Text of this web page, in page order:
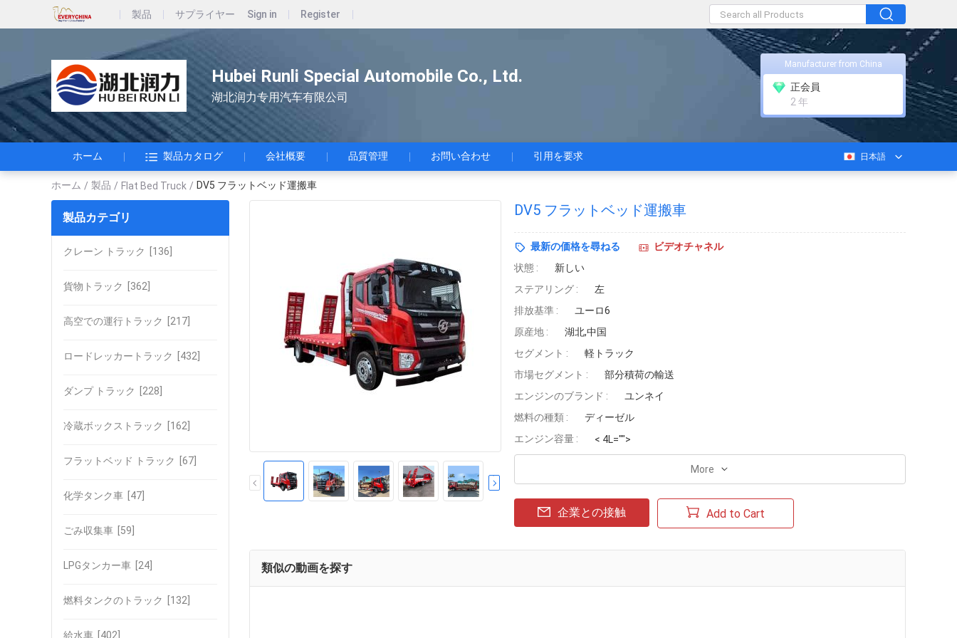
製品 サプライヤー Sign in Register
Hubei Runli Special Automobile Co., Ltd.
湖北润力专用汽车有限公司
Manufacturer from China
正会員
2 年
ホーム 製品カタログ 会社概要 品質管理 お問い合わせ 引用を要求 日本語
ホーム / 製品 / Flat Bed Truck / DV5 フラットベッド運搬車
製品カテゴリ
クレーン トラック [136]
貨物トラック [362]
高空での運行トラック [217]
ロードレッカートラック [432]
ダンプ トラック [228]
冷蔵ボックストラック [162]
フラットベッド トラック [67]
化学タンク車 [47]
ごみ収集車 [59]
LPGタンカー車 [24]
燃料タンクのトラック [132]
給水車 [402]
DV5 フラットベッド運搬車
最新の価格を尋ねる
ビデオチャネル
状態 :
新しい
ステアリング :
左
排放基準 :
ユーロ6
原産地 :
湖北,中国
セグメント :
軽トラック
市場セグメント :
部分積荷の輸送
エンジンのブランド :
ユンネイ
燃料の種類 :
ディーゼル
エンジン容量 :
< 4L="">
More
企業との接触 Add to Cart
類似の動画を探す